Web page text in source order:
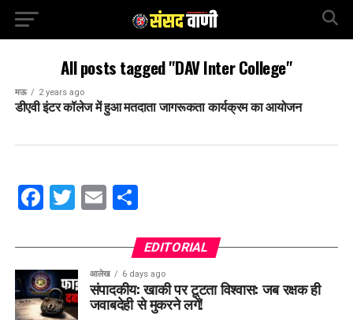
All posts tagged "DAV Inter College"
मऊ 2 years ago
डीएवी इंटर कॉलेज में हुआ मतदाता जागरूकता कार्यक्रम का आयोजन
Facebook
Twitter
EmailShare
EDITORIAL
आलेख 6 days ago
संपादकीय: खाकी पर टूटता विश्वास: जब रक्षक ही
जवाबदेही से मुकरने लगें!